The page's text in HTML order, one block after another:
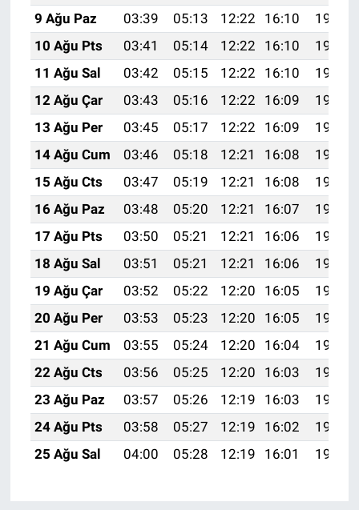
9 Ağu Paz
03:39 05:13 12:22 16:10
19:21
10 Ağu Pts
03:41 05:14 12:22 16:10
19:20
11 Ağu Sal
03:42 05:15 12:22 16:10
19:19
12 Ağu Çar
03:43 05:16 12:22 16:09
19:17
13 Ağu Per
03:45 05:17 12:22 16:09
19:16
14 Ağu Cum
03:46 05:18 12:21 16:08
19:15
15 Ağu Cts
03:47 05:19 12:21 16:08
19:14
16 Ağu Paz
03:48 05:20 12:21 16:07
19:12
17 Ağu Pts
03:50 05:21 12:21 16:06
19:11
18 Ağu Sal
03:51 05:21 12:21 16:06
19:10
19 Ağu Çar
03:52 05:22 12:20 16:05
19:08
20 Ağu Per
03:53 05:23 12:20 16:05
19:07
21 Ağu Cum
03:55 05:24 12:20 16:04
19:06
22 Ağu Cts
03:56 05:25 12:20 16:03
19:04
23 Ağu Paz
03:57 05:26 12:19 16:03
19:03
24 Ağu Pts
03:58 05:27 12:19 16:02
19:02
25 Ağu Sal
04:00 05:28 12:19 16:01 19:00